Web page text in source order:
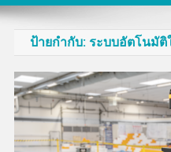
ป้ายกำกับ: ระบบอัตโนมัติ